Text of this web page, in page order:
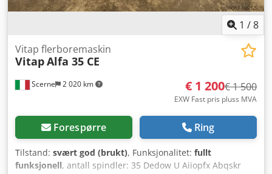
1 /8
Scerne 2 020 km
Vitap flerboremaskin
VitapAlfa 35 CE
€ 1 200€ 1 500
EXW Fast pris pluss MVA
Forespørre Ring
Tilstand: svært god (brukt), Funksjonalitet: fullt
funksjonell, antall spindler: 35 Dedow U Aiiopfx Abqskr